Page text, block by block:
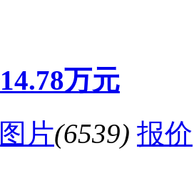
X80申报图曝光 或将年内上市
这样换代不火才怪
端自主SUV口碑调查
自主SUV口碑调查
大波轿跑SUV快杀到？
奔腾X80中期改款车型曝光
万元
图片(6539) 报价